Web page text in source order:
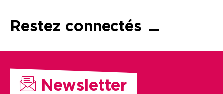
Restez connectés
Newsletter